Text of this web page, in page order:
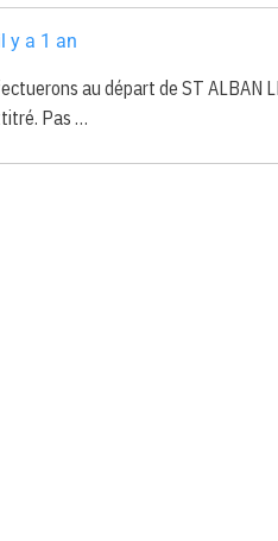
y a 1 an
au départ de ST ALBAN
Pas …